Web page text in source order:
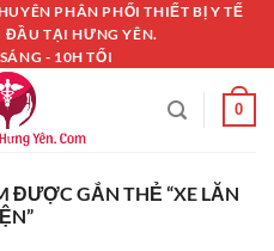
PHÂN PHỐI THIẾT BỊ Y TẾ
ĐẦU TẠI HƯNG YÊN.
- 10H TỐI
0
ĐƯỢC GẮN THẺ “XE LĂN